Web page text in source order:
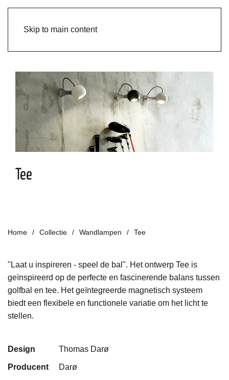
Skip to main content
Tee
Home Collectie Wandlampen Tee
"Laat u inspireren - speel de bal". Het ontwerp Tee is
geïnspireerd op de perfecte en fascinerende balans tussen
golfbal en tee. Het geïntegreerde magnetisch systeem
biedt een flexibele en functionele variatie om het licht te
stellen.
Design Thomas Darø
Producent Darø